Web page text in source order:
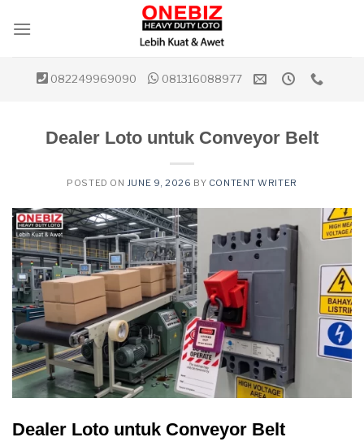
082249969090 081316088977
Dealer Loto untuk Conveyor Belt
POSTED ON JUNE 9, 2026 BY CONTENT WRITER
Dealer Loto untuk Conveyor Belt